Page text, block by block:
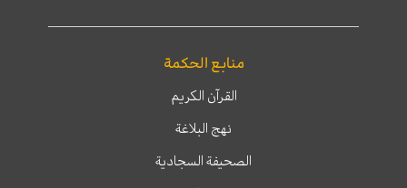
منابع الحكمة
القرآن الكريم
نهج البلاغة
الصحيفة السجادية